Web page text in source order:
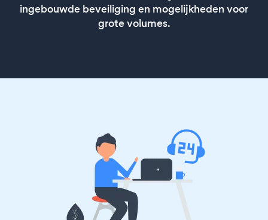
ingebouwde beveiliging en mogelijkheden voor
grote volumes.